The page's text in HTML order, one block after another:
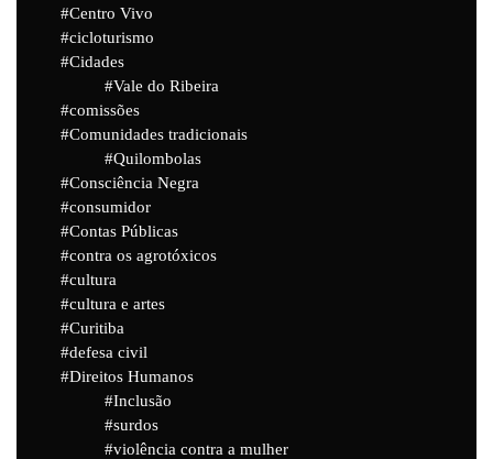
Centro Vivo
cicloturismo
Cidades
Vale do Ribeira
comissões
Comunidades tradicionais
Quilombolas
Consciência Negra
consumidor
Contas Públicas
contra os agrotóxicos
cultura
cultura e artes
Curitiba
defesa civil
Direitos Humanos
Inclusão
surdos
violência contra a mulher